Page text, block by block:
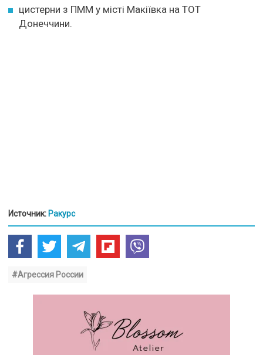
цистерни з ПММ у місті Макіївка на ТОТ
Донеччини.
Источник: Ракурс
#Агрессия России